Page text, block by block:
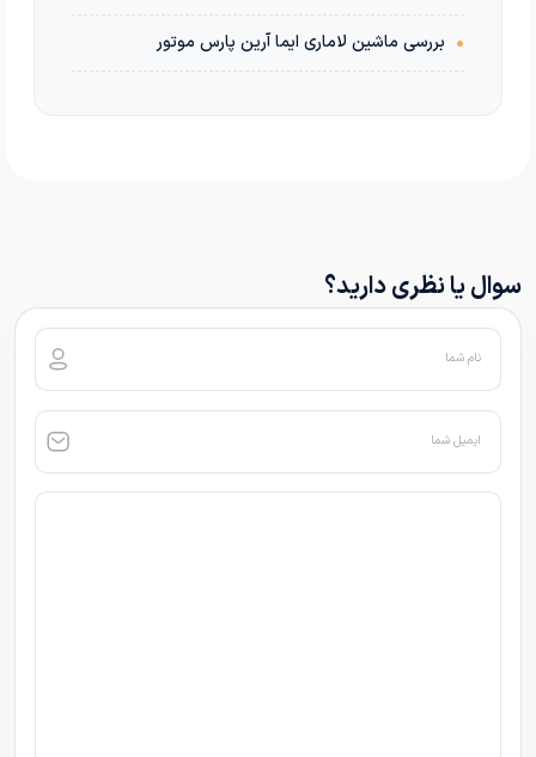
• بررسی ماشین لاماری ایما آرین پارس موتور
سوال یا نظری دارید؟
نام شما
ایمیل شما